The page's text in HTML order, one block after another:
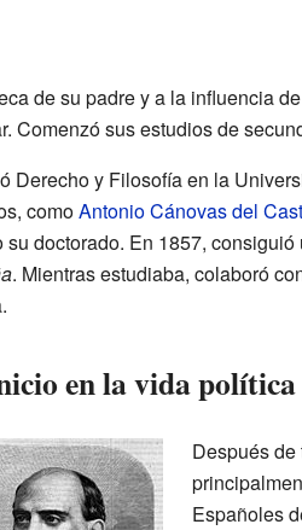
de su padre y a la influencia
Comenzó sus estudios de
Derecho y Filosofía en la
comoAntonio Cánovas del
su doctorado. En 1857,
. Mientras estudiaba, colaboró
en la vida política
Después
Españoles